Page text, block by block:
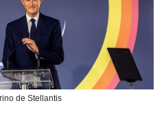
de Stellantis